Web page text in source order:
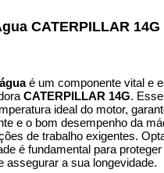
CATERPILLAR 14G
é um componente vital e
CATERPILLAR 14G.
ideal do motor,
e o bom desempenho da
de trabalho exigentes.
é fundamental para
assegurar a sua longevidade.